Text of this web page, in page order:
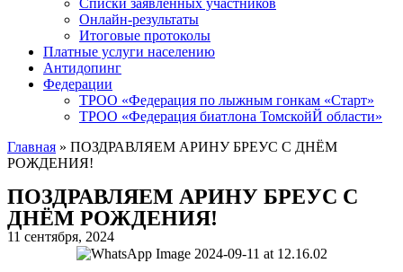
Списки заявленных участников
Онлайн-результаты
Итоговые протоколы
Платные услуги населению
Антидопинг
Федерации
ТРОО «Федерация по лыжным гонкам «Старт»
ТРОО «Федерация биатлона ТомскойЙ области»
Главная » ПОЗДРАВЛЯЕМ АРИНУ БРЕУС С ДНЁМ
РОЖДЕНИЯ!
ПОЗДРАВЛЯЕМ АРИНУ БРЕУС С
ДНЁМ РОЖДЕНИЯ!
11 сентября, 2024